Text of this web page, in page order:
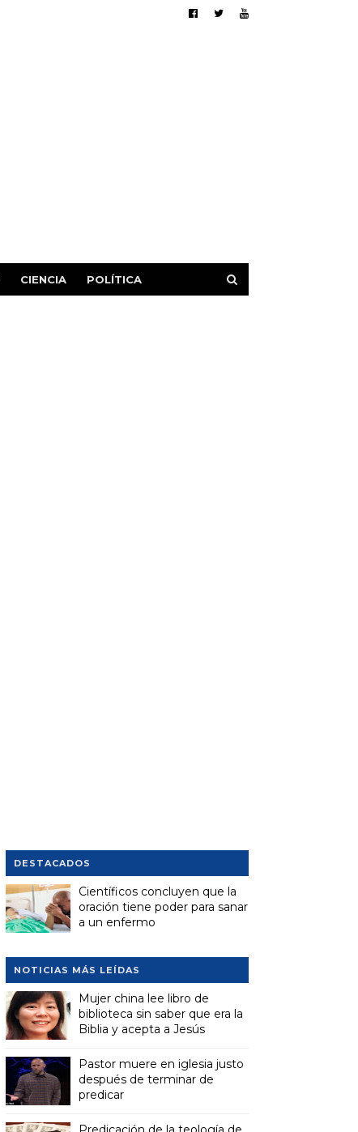
CIENCIA POLÍTICA
DESTACADOS
Científicos concluyen que la
oración tiene poder para sanar
a un enfermo
NOTICIAS MÁS LEÍDAS
Mujer china lee libro de
biblioteca sin saber que era la
Biblia y acepta a Jesús
Pastor muere en iglesia justo
después de terminar de
predicar